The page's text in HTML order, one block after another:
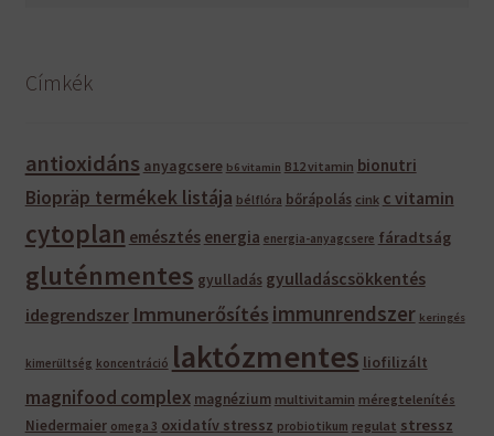
Címkék
antioxidáns anyagcsere b6 vitamin B12 vitamin bionutri
Biopräp termékek listája bélflóra bőrápolás cink c vitamin
cytoplan emésztés energia energia-anyagcsere fáradtság
gluténmentes gyulladás gyulladáscsökkentés
idegrendszer Immunerősítés immunrendszer keringés
kimerültség koncentráció laktózmentes liofilizált
magnifood complex magnézium multivitamin méregtelenítés
Niedermaier omega 3 oxidatív stressz probiotikum regulat stressz